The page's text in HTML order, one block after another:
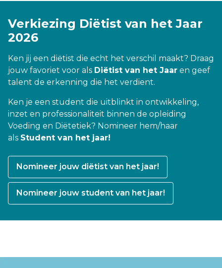
Verkiezing Diëtist van het Jaar
2026
Ken jij een diëtist die echt het verschil maakt? Draag
jouw favoriet voor als Diëtist van het Jaar en geef
talent de erkenning die het verdient.
Ken je een student die uitblinkt in ontwikkeling,
inzet en professionaliteit binnen de opleiding
Voeding en Diëtetiek? Nomineer hem/haar
als Student van het jaar!
Nomineer jouw diëtist van het jaar!
Nomineer jouw student van het jaar!